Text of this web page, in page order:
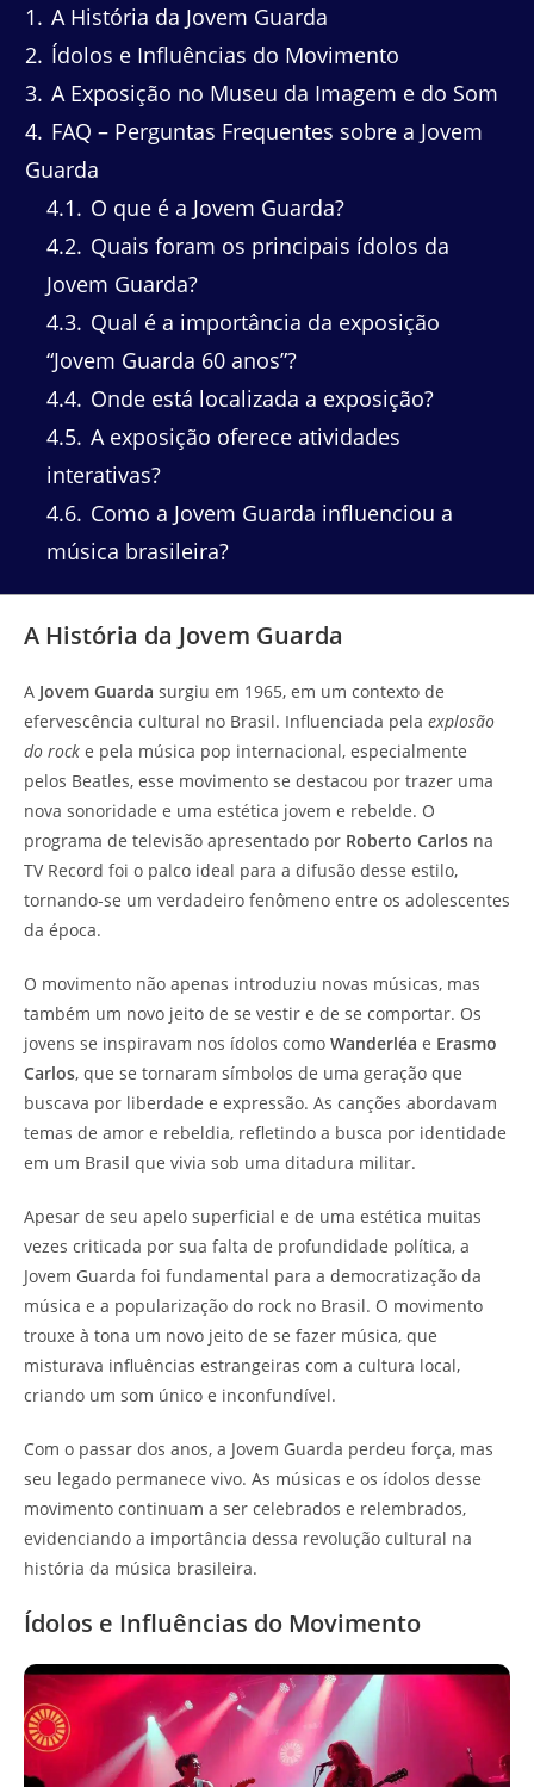
1
A História da Jovem Guarda
2 Ídolos e Influências do Movimento
3 A Exposição no Museu da Imagem e do Som
4 FAQ – Perguntas Frequentes sobre a Jovem
Guarda
4.1
O que é a Jovem Guarda?
4.2 Quais foram os principais ídolos da
Jovem Guarda?
4.3 Qual é a importância da exposição
“Jovem Guarda 60 anos”?
4.4 Onde está localizada a exposição?
4.5 A exposição oferece atividades
interativas?
4.6 Como a Jovem Guarda influenciou a
música brasileira?
A História da Jovem Guarda
A Jovem Guarda surgiu em 1965, em um contexto de
efervescência cultural no Brasil. Influenciada pela explosão
do rock e pela música pop internacional, especialmente
pelos Beatles, esse movimento se destacou por trazer uma
nova sonoridade e uma estética jovem e rebelde. O
programa de televisão apresentado por Roberto Carlos na
TV Record foi o palco ideal para a difusão desse estilo,
tornando-se um verdadeiro fenômeno entre os adolescentes
da época.
O movimento não apenas introduziu novas músicas, mas
também um novo jeito de se vestir e de se comportar. Os
jovens se inspiravam nos ídolos como Wanderléa e Erasmo
Carlos, que se tornaram símbolos de uma geração que
buscava por liberdade e expressão. As canções abordavam
temas de amor e rebeldia, refletindo a busca por identidade
em um Brasil que vivia sob uma ditadura militar.
Apesar de seu apelo superficial e de uma estética muitas
vezes criticada por sua falta de profundidade política, a
Jovem Guarda foi fundamental para a democratização da
música e a popularização do rock no Brasil. O movimento
trouxe à tona um novo jeito de se fazer música, que
misturava influências estrangeiras com a cultura local,
criando um som único e inconfundível.
Com o passar dos anos, a Jovem Guarda perdeu força, mas
seu legado permanece vivo. As músicas e os ídolos desse
movimento continuam a ser celebrados e relembrados,
evidenciando a importância dessa revolução cultural na
história da música brasileira.
Ídolos e Influências do Movimento